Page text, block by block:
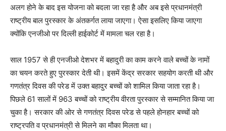
अलग होने के बाद इस योजना को बदला जा रहा है और अब इसे प्रधानमंत्री
राष्ट्रीय बाल पुरस्कार के अंतकर्गत लाया जाएगा। ऐसा इसलिए किया जाएगा
क्योंकि एनजीओ पर दिल्ली हाईकोर्ट में मामला चल रहा है।
साल 1957 से ही एनजीओ देशभर में बहादुरी का काम करने वाले बच्चों के नामों
का चयन करते हुए पुरस्कार देती थी। इसमें केंद्र सरकार सहयोग करती थी और
गणतंत्र दिवस की परेड में उक्त बहादुर बच्चों को शामिल किया जाता रहा है।
पिछले 61 सालों में 963 बच्चों को राष्ट्रीय वीरता पुरस्कार से सम्मानित किया जा
चुका है। सरकार की ओर से गणतंत्र दिवस परेड से पहले होनहार बच्चों को
राष्ट्रपति व प्रधानमंत्री से मिलने का मौका मिलता था।